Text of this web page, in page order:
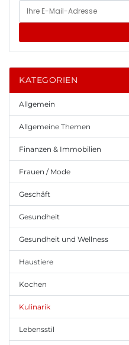
KATEGORIEN
Allgemein
Allgemeine Themen
Finanzen & Immobilien
Frauen / Mode
Geschäft
Gesundheit
Gesundheit und Wellness
Haustiere
Kochen
Kulinarik
Lebensstil